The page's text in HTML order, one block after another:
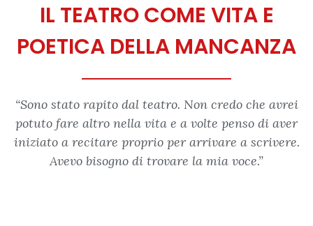
IL TEATRO COME VITA E
POETICA DELLA MANCANZA
“Sono stato rapito dal teatro. Non credo che avrei
potuto fare altro nella vita e a volte penso di aver
iniziato a recitare proprio per arrivare a scrivere.
Avevo bisogno di trovare la mia voce.”